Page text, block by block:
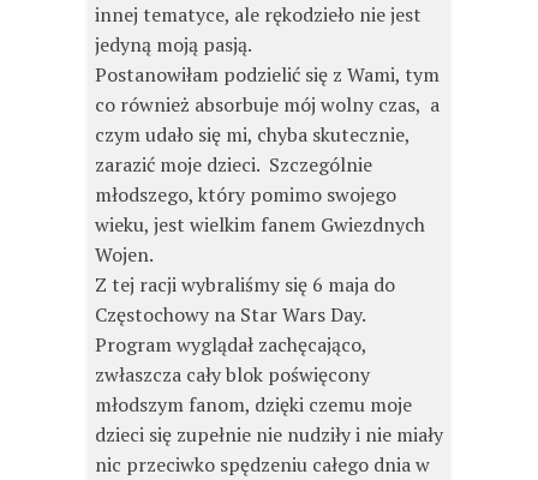
innej tematyce, ale rękodzieło nie jest
jedyną moją pasją.
Postanowiłam podzielić się z Wami, tym
co również absorbuje mój wolny czas, a
czym udało się mi, chyba skutecznie,
zarazić moje dzieci. Szczególnie
młodszego, który pomimo swojego
wieku, jest wielkim fanem Gwiezdnych
Wojen.
Z tej racji wybraliśmy się 6 maja do
Częstochowy na Star Wars Day.
Program wyglądał zachęcająco,
zwłaszcza cały blok poświęcony
młodszym fanom, dzięki czemu moje
dzieci się zupełnie nie nudziły i nie miały
nic przeciwko spędzeniu całego dnia w